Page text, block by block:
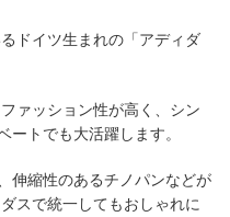
ドイツ生まれの「アディダ
ァッション性が高く、シン
トでも大活躍します。
伸縮性のあるチノパンなどが
スで統一してもおしゃれに